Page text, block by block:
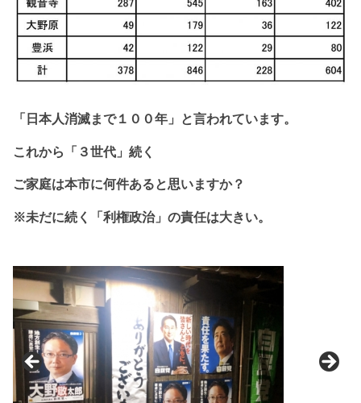
「日本人消滅まで１ ００年」と言われています。
これから 「３世代」続く
ご家庭は本市に何件あると思いますか？
※未だに続く「利権政治」の責任は大きい。